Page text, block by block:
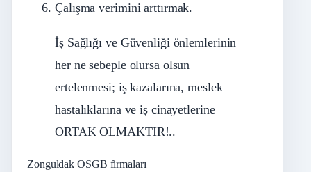
Çalışma verimini arttırmak.
İş Sağlığı ve Güvenliği önlemlerinin
her ne sebeple olursa olsun
ertelenmesi; iş kazalarına, meslek
hastalıklarına ve iş cinayetlerine
ORTAK OLMAKTIR!..
Zonguldak OSGB firmaları